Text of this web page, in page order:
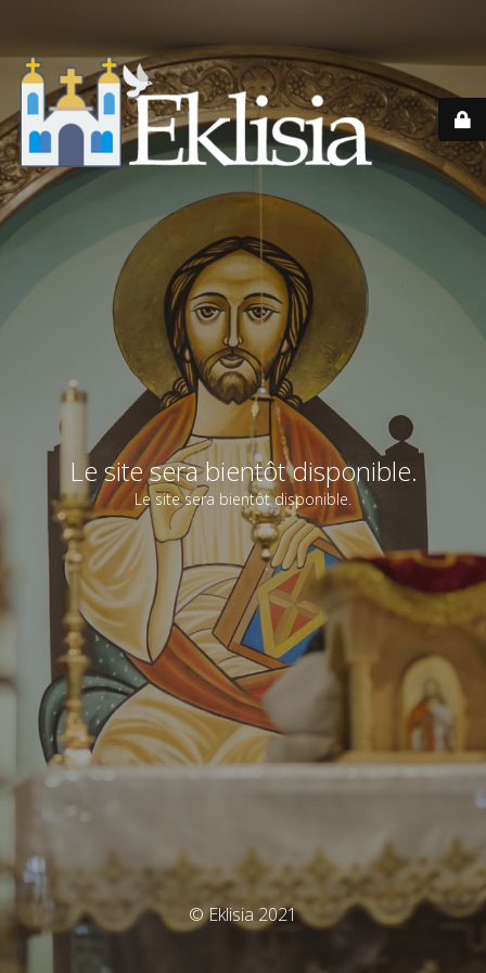
Le site sera bientôt disponible.
Le site sera bientôt disponible.
© Eklisia 2021